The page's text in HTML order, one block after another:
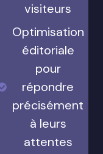
visiteurs
Optimisation
éditoriale
pour
répondre
précisément
à leurs
attentes